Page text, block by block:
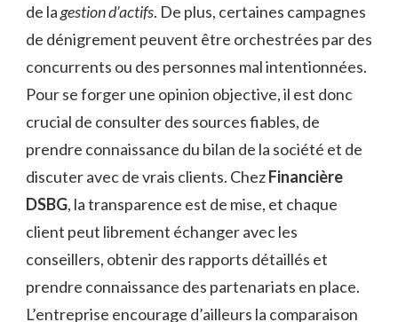
de lagestion d’actifs. De plus, certaines campagnes
de dénigrement peuvent être orchestrées par des
concurrents ou des personnes mal intentionnées.
Pour se forger une opinion objective, il est donc
crucial de consulter des sources fiables, de
prendre connaissance du bilan de la société et de
discuter avec de vrais clients. ChezFinancière
DSBG, la transparence est de mise, et chaque
client peut librement échanger avec les
conseillers, obtenir des rapports détaillés et
prendre connaissance des partenariats en place.
L’entreprise encourage d’ailleurs la comparaison